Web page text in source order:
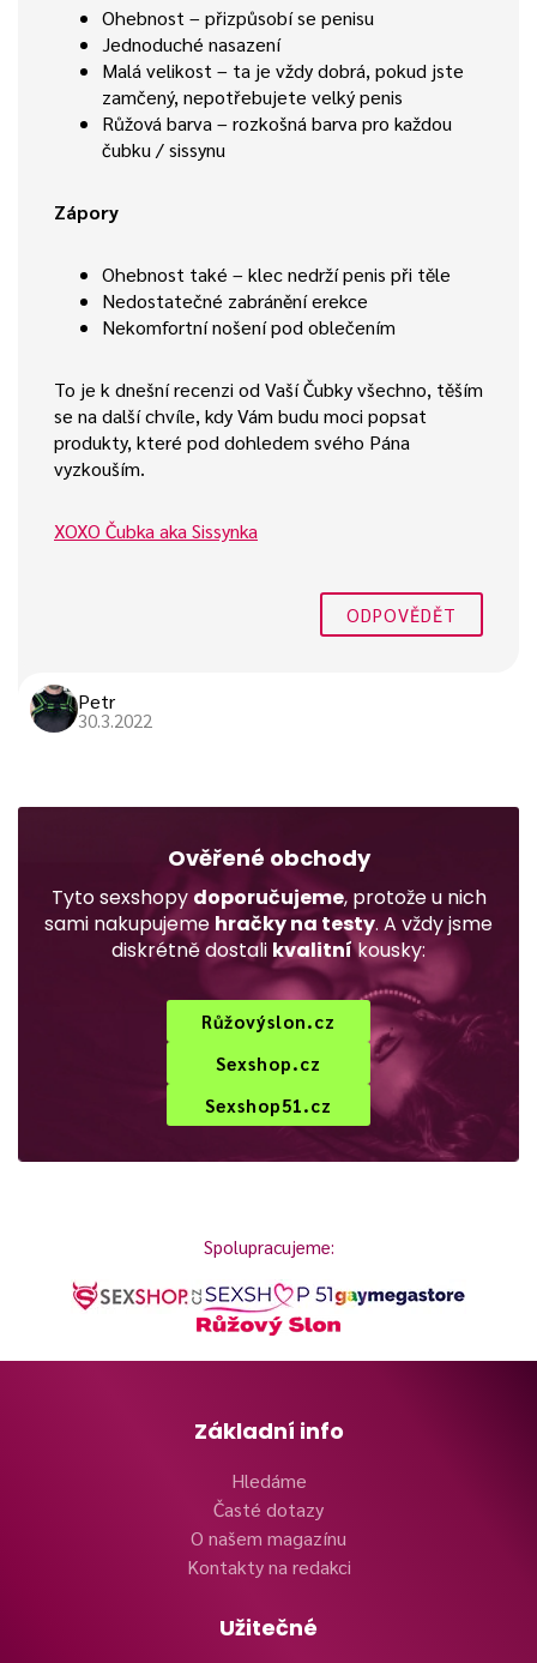
Ohebnost – přizpůsobí se penisu
Jednoduché nasazení
Malá velikost – ta je vždy dobrá, pokud jste
zamčený, nepotřebujete velký penis
Růžová barva – rozkošná barva pro každou
čubku / sissynu
Zápory
Ohebnost také – klec nedrží penis při těle
Nedostatečné zabránění erekce
Nekomfortní nošení pod oblečením
To je k dnešní recenzi od Vaší Čubky všechno, těším
se na další chvíle, kdy Vám budu moci popsat
produkty, které pod dohledem svého Pána
vyzkouším.
XOXO Čubka aka Sissynka
ODPOVĚDĚT
Petr
30.3.2022
Ověřené obchody
Tyto sexshopy doporučujeme, protože u nich
sami nakupujeme hračky na testy. A vždy jsme
diskrétně dostali kvalitníkousky:
Růžovýslon.cz
Sexshop.cz
Sexshop51.cz
Spolupracujeme:
Základní info
Hledáme
Časté dotazy
O našem magazínu
Kontakty na redakci
Užitečné